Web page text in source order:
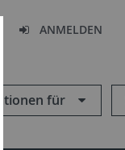
ANMELDEN
für